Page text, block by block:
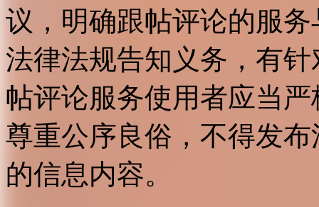
议，明确跟帖评论的服
法律法规告知义务，有
帖评论服务使用者应当
尊重公序良俗，不得发
的信息内容。